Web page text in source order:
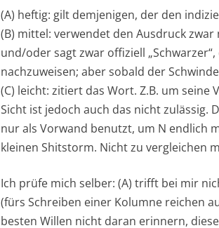
(A) heftig: gilt demjenigen, der den
(B) mittel: verwendet den Ausdruck
und/oder sagt zwar offiziell
nachzuweisen; aber sobald der
(C) leicht: zitiert das Wort. Z.B. um
Sicht ist jedoch auch das nicht zulässig.
nur als Vorwand benutzt, um N endlich
kleinen Shitstorm. Nicht zu vergleichen
Ich prüfe mich selber: (A) trifft bei mir
(fürs Schreiben einer Kolumne reichen
besten Willen nicht daran erinnern,